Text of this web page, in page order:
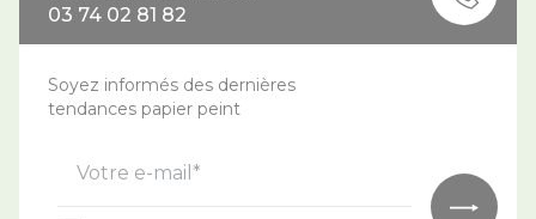
03 74 02 81 82
Soyez informés des dernières
tendances papier peint
Votre e-mail*